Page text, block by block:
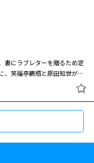
妻にラブレターを贈るため定
、笑福亭鶴瓶と原田知世が夫
レター